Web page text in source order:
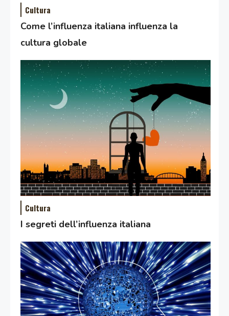
Cultura
Come l’influenza italiana influenza la
cultura globale
Cultura
I segreti dell’influenza italiana